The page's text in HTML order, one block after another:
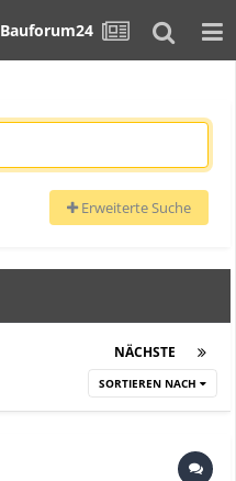
Bauforum24
Erweiterte Suche
NÄCHSTE
SORTIEREN NACH